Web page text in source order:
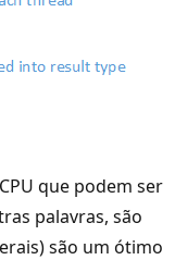
que podem ser
palavras, são
são um ótimo